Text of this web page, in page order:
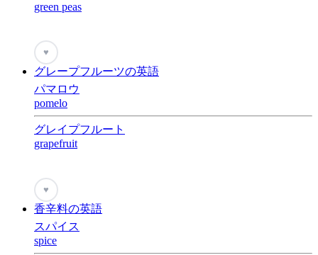
green peas
♥
グレープフルーツの英語
パマロウ
pomelo
グレイプフルート
grapefruit
♥
香辛料の英語
スパイス
spice